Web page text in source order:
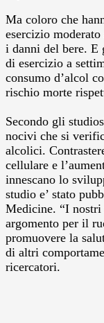
Ma coloro che
esercizio
i danni del bere. E
di esercizio a
consumo d’alcol
rischio morte
Secondo gli
nocivi che si
alcolici.
cellulare e
innescano lo
studio e’ stato
Medicine. “I
argomento per il
promuovere la
di altri
ricercatori.